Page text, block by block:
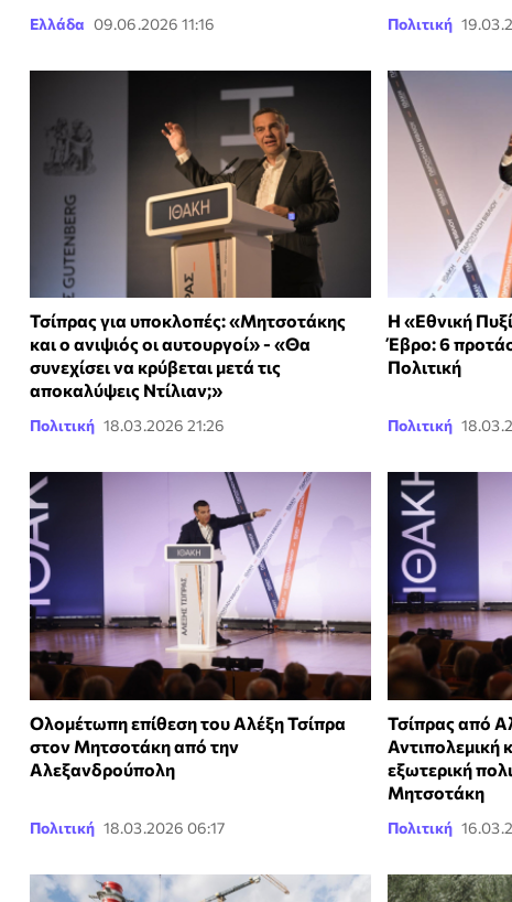
Ελλάδα 09.06.2026 11:16 Πολιτική
Τσίπρας για υποκλοπές: «Μητσοτάκης
και ο ανιψιός οι αυτουργοί» - «Θα
συνεχίσει να κρύβεται μετά τις
αποκαλύψεις Ντίλιαν;»
Πολιτική 18.03.2026 21:26
Η «Εθνική
Έβρο: 6
Πολιτική
Πολιτική
Ολομέτωπη επίθεση του Αλέξη Τσίπρα
στον Μητσοτάκη από την
Αλεξανδρούπολη
Πολιτική 18.03.2026 06:17
Τσίπρας από
Αντιπολεμική
εξωτερική
Μητσοτάκη
Πολιτική